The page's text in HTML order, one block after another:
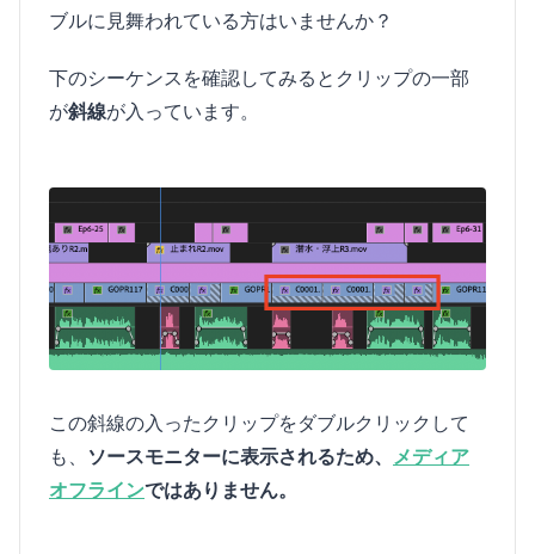
ブルに見舞われている方はいませんか？
下のシーケンスを確認してみるとクリップの一部
が斜線が入っています。
この斜線の入ったクリップをダブルクリックして
も、 ソースモニターに表示されるため、 メディア
オフラインではありません。